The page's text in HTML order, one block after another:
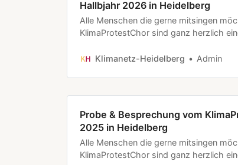
Hallbjahr 2026 in Heidelberg
Alle Menschen die gerne mitsingen
KlimaProtestChor sind ganz herzlich
Gemeinschaftsraum der Woge in der
Termine: * 22.3.2026
Klimanetz-Heidelberg Admin
Probe & Besprechung vom
2025 in Heidelberg
Alle Menschen die gerne mitsingen
KlimaProtestChor sind ganz herzlich